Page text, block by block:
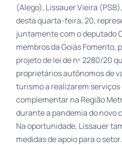
(Alego), Lissauer Vieira
desta quarta-feira, 20,
juntamente com o deputado
membros da Goiás Fomento,
projeto de lei de nº 2280/20
proprietários autônomos de
turismo a realizarem
complementar na Região
durante a pandemia do novo
Na oportunidade, Lissauer
medidas de apoio para o setor.